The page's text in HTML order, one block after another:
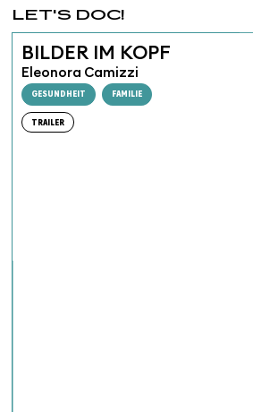
LET'S DOC!
BILDER IM KOPF
Eleonora Camizzi
GESUNDHEIT FAMILIE
TRAILER